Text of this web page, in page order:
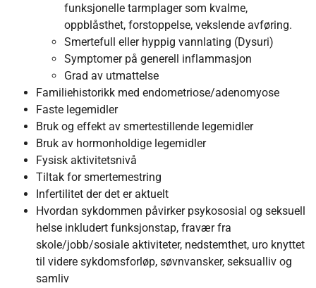
funksjonelle tarmplager som kvalme,
oppblåsthet, forstoppelse, vekslende avføring.
Smertefull eller hyppig vannlating (Dysuri)
Symptomer på generell inflammasjon
Grad av utmattelse
Familiehistorikk med endometriose/adenomyose
Faste legemidler
Bruk og effekt av smertestillende legemidler
Bruk av hormonholdige legemidler
Fysisk aktivitetsnivå
Tiltak for smertemestring
Infertilitet der det er aktuelt
Hvordan sykdommen påvirker psykososial og seksuell
helse inkludert funksjonstap, fravær fra
skole/jobb/sosiale aktiviteter, nedstemthet, uro knyttet
til videre sykdomsforløp, søvnvansker, seksualliv og
samliv